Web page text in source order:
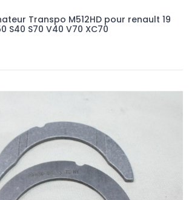
Transpo M512HD pour renault 19
S40 S70 V40 V70 XC70